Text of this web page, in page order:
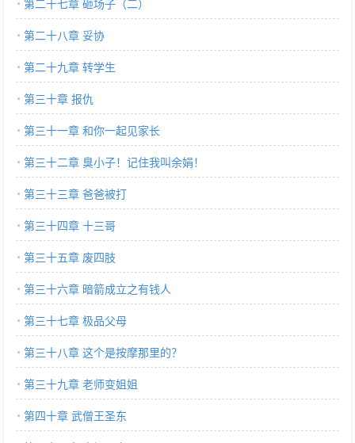
第二十七章 砸场子（二）
第二十八章 妥协
第二十九章 转学生
第三十章 报仇
第三十一章 和你一起见家长
第三十二章 臭小子！记住我叫余娟！
第三十三章 爸爸被打
第三十四章 十三哥
第三十五章 废四肢
第三十六章 暗箭成立之有钱人
第三十七章 极品父母
第三十八章 这个是按摩那里的？
第三十九章 老师变姐姐
第四十章 武僧王圣东